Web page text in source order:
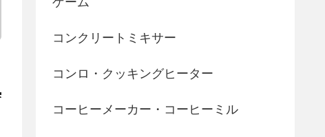
コンクリートミキサー
コンロ・クッキングヒーター
コーヒーメーカー・コーヒーミル